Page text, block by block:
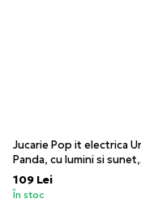
Jucarie Pop it electrica
Panda, cu lumini si sunet,
pentru copii si adulti, alb
109 Lei
În stoc